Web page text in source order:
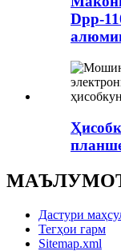
Dpp-
Дастури
Тегҳои гарм
Sitemap.xml